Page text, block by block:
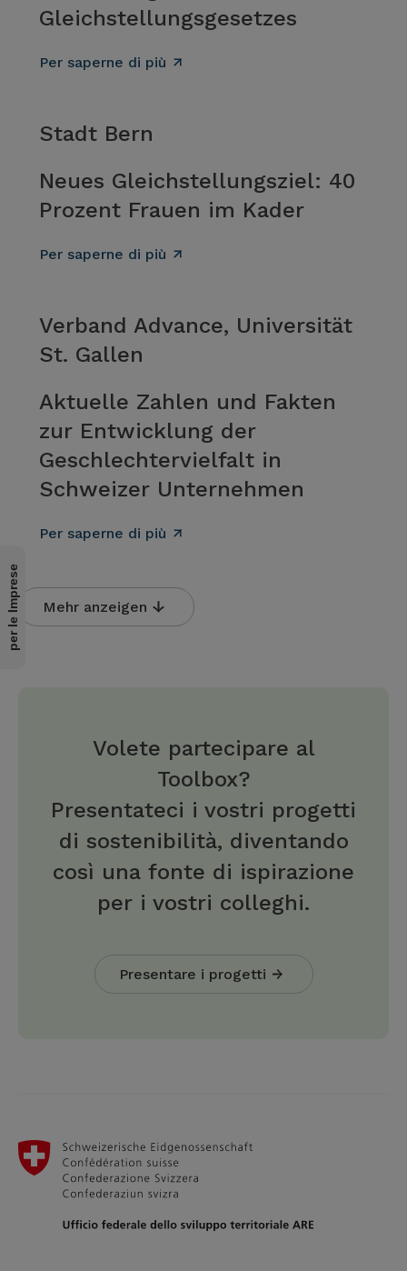
Gleichstellungsgesetzes
Per saperne di più
Stadt Bern
Neues Gleichstellungsziel: 40
Prozent Frauen im Kader
Per saperne di più
Verband Advance, Universität
St. Gallen
Aktuelle Zahlen und Fakten
zur Entwicklung der
Geschlechtervielfalt in
Schweizer Unternehmen
Per saperne di più
Mehr anzeigen
Volete partecipare al
Toolbox?
Presentateci i vostri progetti
di sostenibilità, diventando
così una fonte di ispirazione
per i vostri colleghi.
Presentare i progetti
per le Imprese